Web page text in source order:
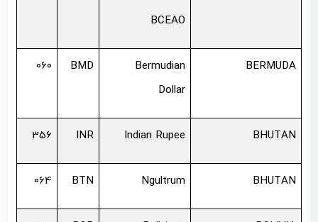
BCEAO
BERMUDA
Bermudian
Dollar
BMD
060
BHUTAN
Indian Rupee
INR
356
BHUTAN
Ngultrum
BTN
064